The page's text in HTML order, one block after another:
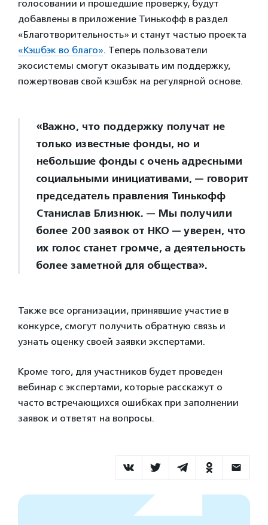
голосовании и прошедшие проверку, будут
добавлены в приложение Тинькофф в раздел
«Благотворительность» и станут частью проекта
«Кэшбэк во благо». Теперь пользователи
экосистемы смогут оказывать им поддержку,
пожертвовав свой кэшбэк на регулярной основе.
«Важно, что поддержку получат не
только известные фонды, но и
небольшие фонды с очень адресными
социальными инициативами, — говорит
председатель правления Тинькофф
Станислав Близнюк. — Мы получили
более 200 заявок от НКО — уверен, что
их голос станет громче, а деятельность
более заметной для общества».
Также все организации, принявшие участие в
конкурсе, смогут получить обратную связь и
узнать оценку своей заявки экспертами.
Кроме того, для участников будет проведен
вебинар с экспертами, которые расскажут о
часто встречающихся ошибках при заполнении
заявок и ответят на вопросы.